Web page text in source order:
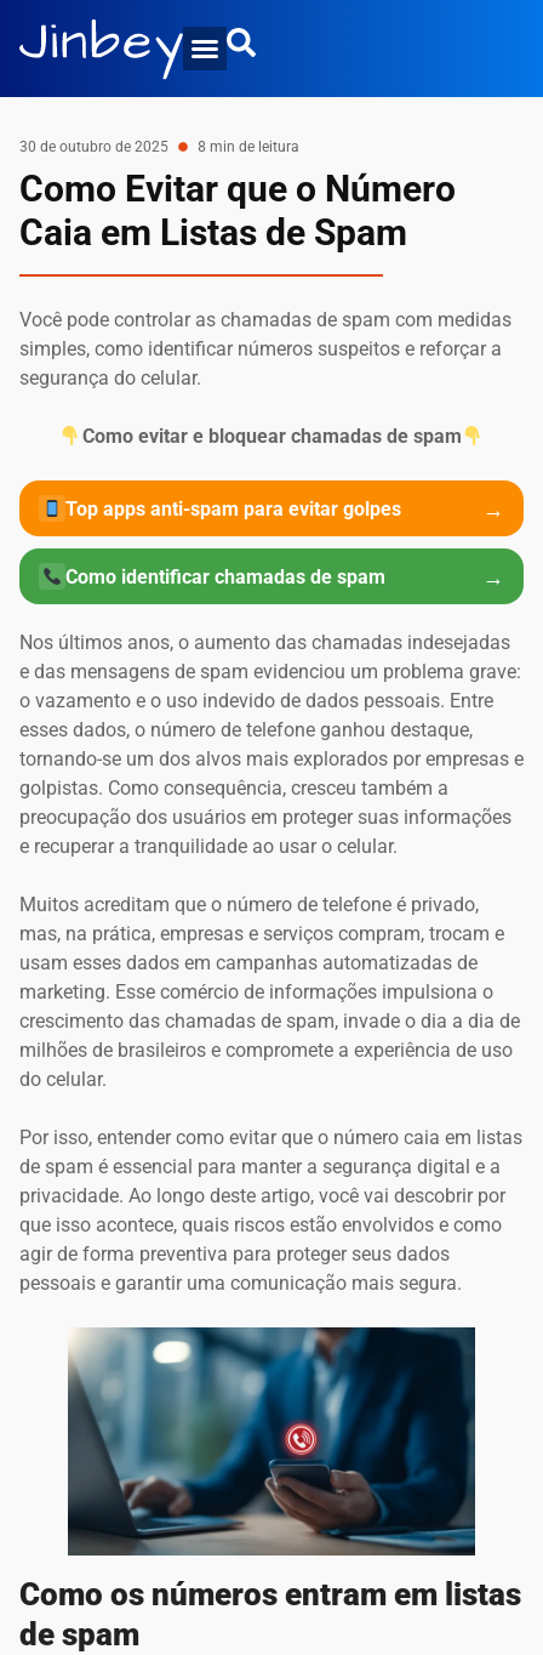
30 de outubro de 2025 8 min de leitura
Como Evitar que o Número
Caia em Listas de Spam
Você pode controlar as chamadas de spam com medidas
simples, como identificar números suspeitos e reforçar a
segurança do celular.
Como evitar e bloquear chamadas de spam
Top apps anti-spam para evitar golpes →
Como identificar chamadas de spam →
Nos últimos anos, o aumento das chamadas indesejadas
e das mensagens de spam evidenciou um problema grave:
o vazamento e o uso indevido de dados pessoais. Entre
esses dados, o número de telefone ganhou destaque,
tornando-se um dos alvos mais explorados por empresas e
golpistas. Como consequência, cresceu também a
preocupação dos usuários em proteger suas informações
e recuperar a tranquilidade ao usar o celular.
Muitos acreditam que o número de telefone é privado,
mas, na prática, empresas e serviços compram, trocam e
usam esses dados em campanhas automatizadas de
marketing. Esse comércio de informações impulsiona o
crescimento das chamadas de spam, invade o dia a dia de
milhões de brasileiros e compromete a experiência de uso
do celular.
Por isso, entender como evitar que o número caia em listas
de spam é essencial para manter a segurança digital e a
privacidade. Ao longo deste artigo, você vai descobrir por
que isso acontece, quais riscos estão envolvidos e como
agir de forma preventiva para proteger seus dados
pessoais e garantir uma comunicação mais segura.
Como os números entram em listas
de spam